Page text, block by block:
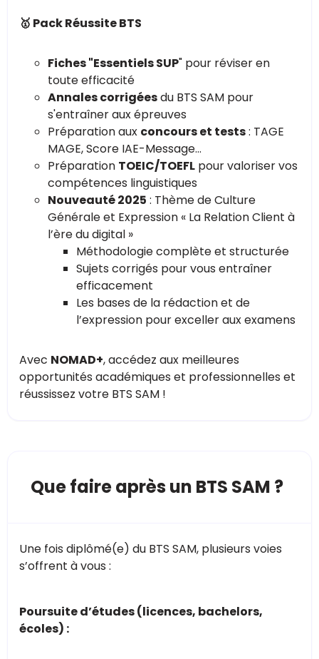
🥇 Pack Réussite BTS
Fiches "Essentiels SUP" pour réviser en
toute efficacité
Annales corrigéesdu BTS SAM pour
s'entraîner aux épreuves
Préparation aux concours et tests: TAGE
MAGE, Score IAE-Message...
Préparation TOEIC/TOEFL pour valoriser vos
compétences linguistiques
Nouveauté 2025 : Thème de Culture
Générale et Expression « La Relation Client à
l’ère du digital »
Méthodologie complète et structurée
Sujets corrigés pour vous entraîner
efficacement
Les bases de la rédaction et de
l’expression pour exceller aux examens
Avec NOMAD+, accédez aux meilleures
opportunités académiques et professionnelles et
réussissez votre BTS SAM !
Que faire après un BTS SAM ?
Une fois diplômé(e) du BTS SAM, plusieurs voies
s’offrent à vous :
Poursuite d’études (licences, bachelors,
écoles) :